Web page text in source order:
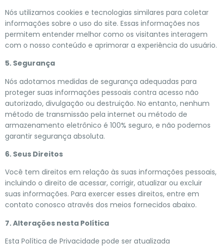
Nós utilizamos cookies e tecnologias similares para coletar
informações sobre o uso do site. Essas informações nos
permitem entender melhor como os visitantes interagem
com o nosso conteúdo e aprimorar a experiência do usuário.
5. Segurança
Nós adotamos medidas de segurança adequadas para
proteger suas informações pessoais contra acesso não
autorizado, divulgação ou destruição. No entanto, nenhum
método de transmissão pela internet ou método de
armazenamento eletrônico é 100% seguro, e não podemos
garantir segurança absoluta.
6. Seus Direitos
Você tem direitos em relação às suas informações pessoais,
incluindo o direito de acessar, corrigir, atualizar ou excluir
suas informações. Para exercer esses direitos, entre em
contato conosco através dos meios fornecidos abaixo.
7. Alterações nesta Política
Esta Política de Privacidade pode ser atualizada